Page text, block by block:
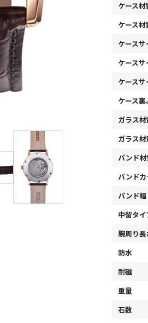
ケース材
ケース材
ケースサ
ケースサ
ケースサ
ケース
ガラス材
ガラス材
バンド
バンドカ
バンド幅
中留タイ
腕周り長
防水
耐磁
重量
石数